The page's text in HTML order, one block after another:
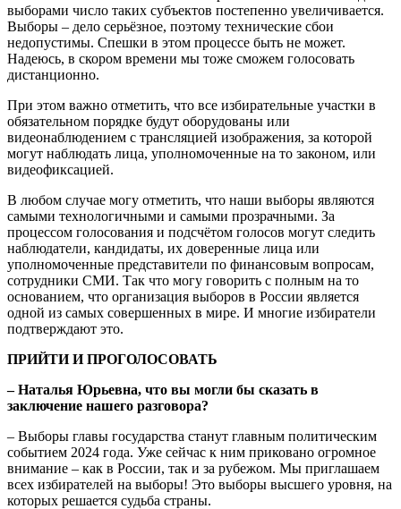
выборами число таких субъектов постепенно увеличивается.
Выборы – дело серьёзное, поэтому технические сбои
недопустимы. Спешки в этом процессе быть не может.
Надеюсь, в скором времени мы тоже сможем голосовать
дистанционно.
При этом важно отметить, что все избирательные участки в
обязательном порядке будут оборудованы или
видеонаблюдением с трансляцией изображения, за которой
могут наблюдать лица, уполномоченные на то законом, или
видеофиксацией.
В любом случае могу отметить, что наши выборы являются
самыми технологичными и самыми прозрачными. За
процессом голосования и подсчётом голосов могут следить
наблюдатели, кандидаты, их доверенные лица или
уполномоченные представители по финансовым вопросам,
сотрудники СМИ. Так что могу говорить с полным на то
основанием, что организация выборов в России является
одной из самых совершенных в мире. И многие избиратели
подтверждают это.
ПРИЙТИ И ПРОГОЛОСОВАТЬ
– Наталья Юрьевна, что вы могли бы сказать в
заключение нашего разговора?
– Выборы главы государства станут главным политическим
событием 2024 года. Уже сейчас к ним приковано огромное
внимание – как в России, так и за рубежом. Мы приглашаем
всех избирателей на выборы! Это выборы высшего уровня, на
которых решается судьба страны.